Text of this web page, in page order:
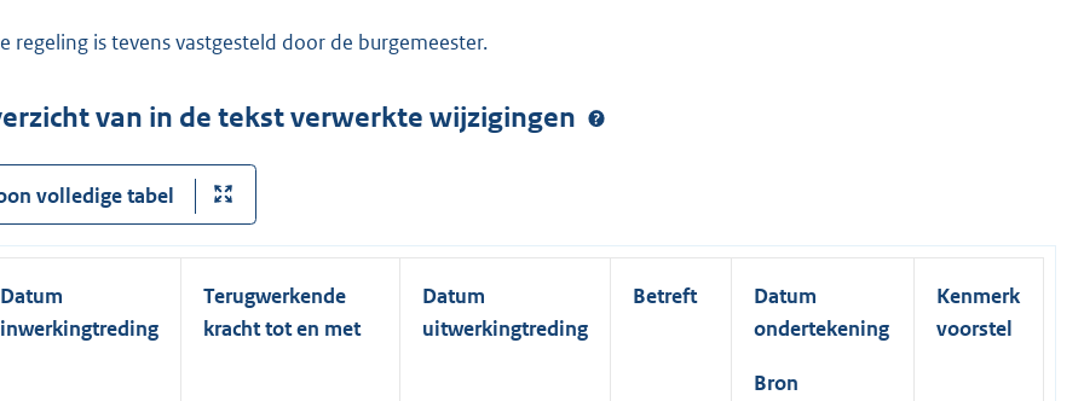
regeling is tevens vastgesteld door de burgemeester.
van in de tekst verwerkte wijzigingen
volledige tabel
Datum
inwerkingtreding
Terugwerkende
kracht tot en met
Datum
uitwerkingtreding
Betreft
Datum
ondertekening
Bron
Kenmerk
voorstel